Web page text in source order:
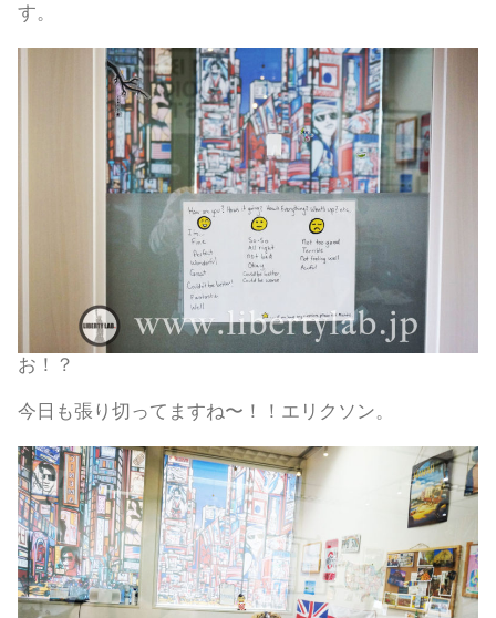
す。
お！？
今日も張り切ってますね〜！！エリクソン。